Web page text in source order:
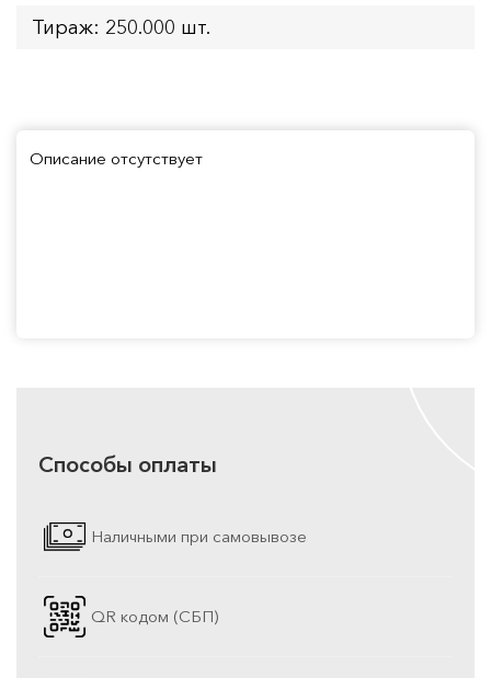
Тираж: 250.000 шт.
Описание отсутствует
Способы оплаты
Наличными при самовывозе
QR кодом (СБП)